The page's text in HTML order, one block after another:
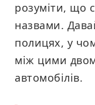
розуміти, що
назвами.
полицях, у
між цими
автомобілів.